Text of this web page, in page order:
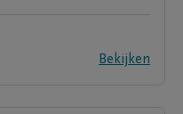
Bekijken